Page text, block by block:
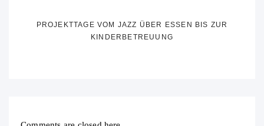
PROJEKTTAGE VOM JAZZ ÜBER ESSEN BIS ZUR
KINDERBETREUUNG